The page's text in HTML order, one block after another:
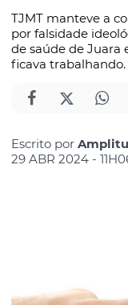
TJMT manteve a
por falsidade
de saúde de Juara
ficava trabalhando.
Escrito por
29 ABR 2024 -